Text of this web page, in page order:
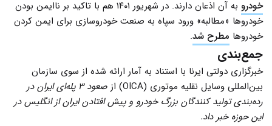
خودرو
به آن اذعان دارند. در شهریور ۱۴۰۱ هم با تاکید بر ناایمن بودن
خودروها «مطالبه» ورود سپاه به صنعت خودروسازی برای ایمن کردن
خودروها مطرح شد.
جمع‌بندی
خبرگزاری دولتی ایرنا با استناد به آمار ارائه شده از سوی سازمان
بین‌المللی وسایل نقلیه موتوری (OICA) از
صعود ۳ پله‌ای ایران در
رده‌بندی تولید کنندگان بزرگ خودرو و پیش افتادن ایران از انگلیس در
این حوزه خبر داد.